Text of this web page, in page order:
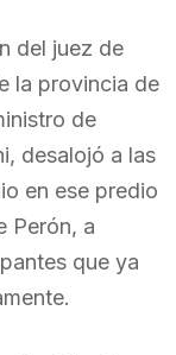
del juez de
la provincia de
de
desalojó a las
en ese predio
Perón, a
que ya